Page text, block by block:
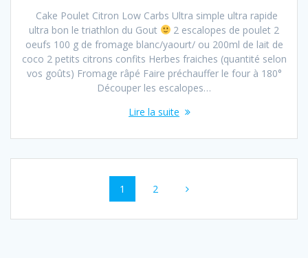
Cake Poulet Citron Low Carbs Ultra simple ultra rapide
ultra bon le triathlon du Gout
2 escalopes de poulet 2
oeufs 100 g de fromage blanc/yaourt/ ou 200ml de lait de
coco 2 petits citrons confits Herbes fraiches (quantité selon
vos goûts) Fromage râpé Faire préchauffer le four à 180°
Découper les escalopes…
Lire la suite
Navigation
sein
Page
1 Page
2